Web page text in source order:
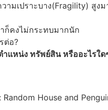
มเปราะบาง(Fragility) สูง
ก็คงไม่กระทบมากนัก
ต่อ?
หน่ง ทรัพย์สิน หรืออะไรใ
House and